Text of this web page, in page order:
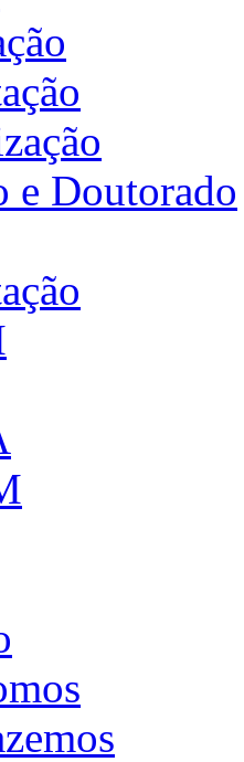
e Doutorado